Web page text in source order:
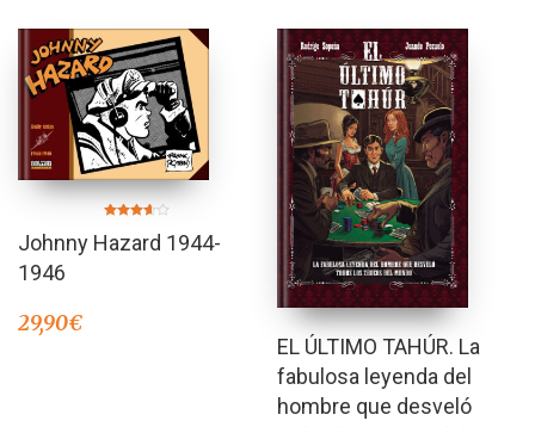
en
3.50
Johnny Hazard 1944-
1946
29,90€
EL ÚLTIMO TAHÚR. La
fabulosa leyenda del
hombre que desveló